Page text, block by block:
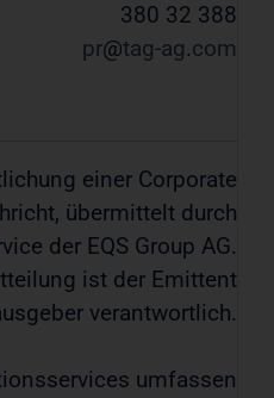
380 32 388
pr
tag-ag com
einer Corporate
übermittelt durch
der EQS Group AG.
ist der Emittent
verantwortlich.
umfassen